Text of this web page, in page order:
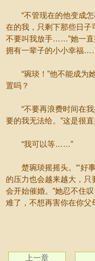
“不管现在的他变成怎
在的我，只剩下那些日
不要叫我放手……”她一直
拥有一辈子的小小幸福
“琬琰！”他不能成为
置吗？
“不要再浪费时间在我
要的我无法给。”这是很直
“我可以等……”
楚琬琰摇摇头。“‘好事
的压力也会越来越大，
会开始催婚。”她忍不住
难了，不想再害你在你父
上一章